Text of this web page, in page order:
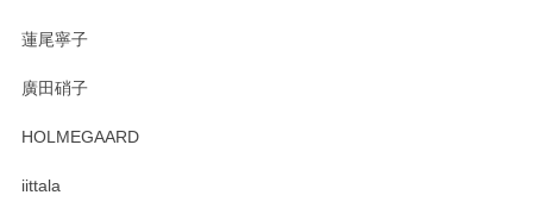
蓮尾寧子
廣田硝子
HOLMEGAARD
iittala